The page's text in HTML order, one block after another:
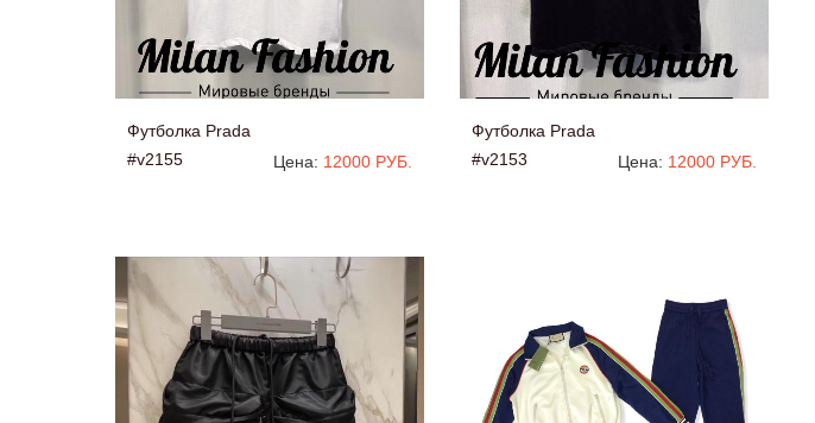
Футболка Prada
#v2155
Цена: 12000 РУБ.
Футболка Prada
#v2153
Цена: 12000 РУБ.